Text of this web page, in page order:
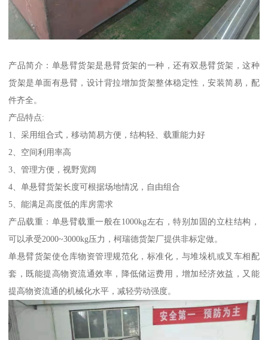
产品简介：单悬臂货架是悬臂货架的一种，还有双悬臂货架，这种
货架是单面有悬臂，设计背拉增加货架整体稳定性，安装简易，配
件齐全。
产品特点:
1、采用组合式，移动简易方便，结构轻、载重能力好
2、空间利用率高
3、管理方便，视野宽阔
4、单悬臂货架长度可根据场地情况，自由组合
5、能满足高度低的库房需求
产品载重：单悬臂载重一般在1000kg左右，特别加固的立柱结构，
可以承受2000~3000kg压力，柯瑞德货架厂提供非标定做。
单悬臂货架使仓库物资管理规范化，标准化，与堆垛机或叉车相配
套，既能提高物资流通效率，降低储运费用，增加经济效益，又能
提高物资流通的机械化水平，减轻劳动强度。